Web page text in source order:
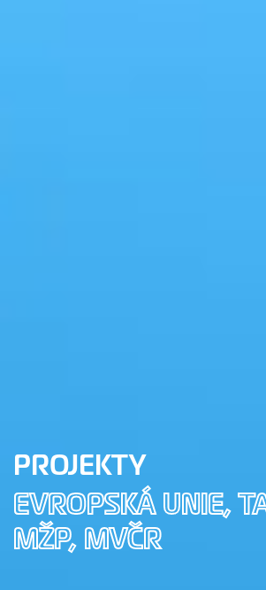
PROJEKTY
EVROPSKÁ UNIE,
MŽP, MVČR